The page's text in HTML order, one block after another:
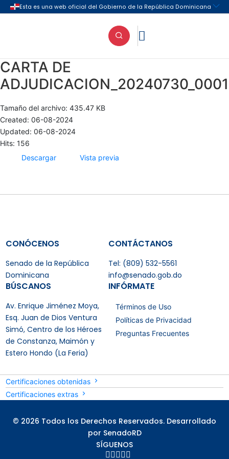

CARTA DE
ADJUDICACION_20240730_0001
Tamaño del archivo: 435.47 KB
Created: 06-08-2024
Updated: 06-08-2024
Hits: 156
Descargar
Vista previa
CONÓCENOS
Senado de la República
Dominicana
CONTÁCTANOS
Tel: (809) 532-5561
info@senado.gob.do
BÚSCANOS
Av. Enrique Jiménez Moya,
Esq. Juan de Dios Ventura
Simó, Centro de los Héroes
de Constanza, Maimón y
Estero Hondo (La Feria)
INFÓRMATE
Términos de Uso
Políticas de Privacidad
Preguntas Frecuentes
Certificaciones obtenidas
Certificaciones extras
© 2026 Todos los Derechos Reservados. Desarrollado
por SenadoRD
SÍGUENOS
    